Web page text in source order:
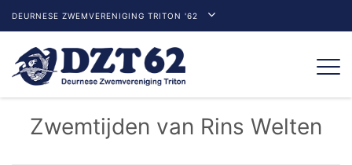
DEURNESE ZWEMVERENIGING TRITON '62
Zwemtijden van Rins Welten